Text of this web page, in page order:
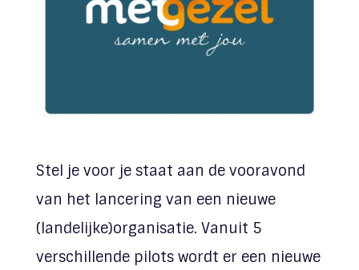
Stel je voor je staat aan de vooravond
van het lancering van een nieuwe
(landelijke)organisatie. Vanuit 5
verschillende pilots wordt er een nieuwe